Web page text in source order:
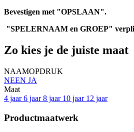
Bevestigen met "OPSLAAN".
"SPELERNAAM en GROEP"
Zo kies je de juiste maat
NAAMOPDRUK
NEEN JA
Maat
4 jaar 6 jaar 8 jaar 10 jaar 12 jaar
Productmaatwerk